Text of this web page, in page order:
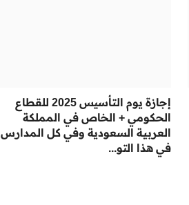
إجازة يوم التأسيس 2025 للقطاع
الحكومي + الخاص في المملكة
العربية السعودية وفي كل المدارس
في هذا التو...